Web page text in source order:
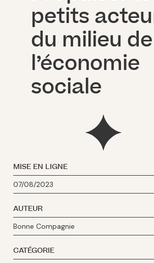
petits
du milieu de
l’économie
sociale
MISE EN LIGNE
07/08/2023
AUTEUR
Bonne Compagnie
CATÉGORIE